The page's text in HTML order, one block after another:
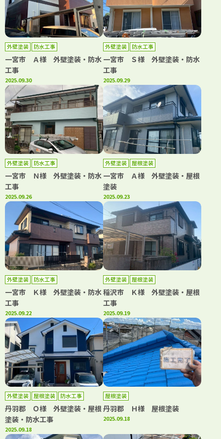
外壁塗装 防水工事
一宮市 Ａ様 外壁塗装・防水
工事
2025.09.30
外壁塗装 防水工事
一宮市 Ｓ様 外壁塗装・防水
工事
2025.09.29
外壁塗装 防水工事
一宮市 Ｎ様 外壁塗装・防水
工事
2025.09.26
外壁塗装 屋根塗装
一宮市 Ａ様 外壁塗装・屋根
塗装
2025.09.23
外壁塗装 防水工事
一宮市 Ｋ様 外壁塗装・防水
工事
2025.09.22
外壁塗装 屋根塗装
稲沢市 Ｋ様 外壁塗装・屋根
工事
2025.09.19
外壁塗装 屋根塗装 防水工事
丹羽郡 Ｏ様 外壁塗装・屋根
塗装・防水工事
2025.09.18
屋根塗装
丹羽郡 Ｈ様 屋根塗装
2025.09.18